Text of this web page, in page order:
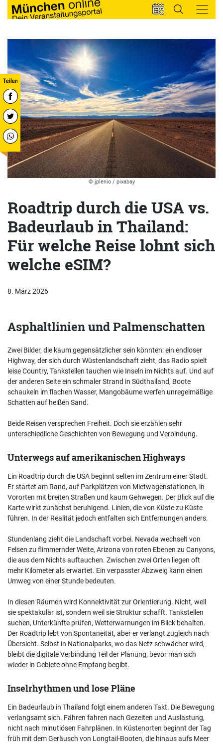
© jplenio / pixabay
Roadtrip durch die USA vs.
Badeurlaub in Thailand:
Für welche Reise lohnt sich
welche eSIM?
8. März 2026
Asphaltlinien und Palmenschatten
Zwei Bilder, die kaum gegensätzlicher sein könnten: ein endloser
Highway, der sich durch Wüstenlandschaft zieht, das Radio spielt
leise Country, Tankstellen tauchen wie Inseln im Nichts auf. Und auf
der anderen Seite ein schmaler Strand in Südthailand, Boote
schaukeln im flachen Wasser, Mangobäume werfen unregelmäßige
Schatten auf heißen Sand.
Beide Reisen versprechen Freiheit. Doch sie erzählen sehr
unterschiedliche Geschichten von Bewegung und Verbindung.
Unterwegs auf amerikanischen Highways
Ein Roadtrip durch die USA beginnt selten im Zentrum einer Stadt.
Er startet am Rand, auf Parkplätzen von Mietwagenstationen, in
Vororten mit breiten Straßen und kaum Gehwegen. Der Blick auf die
Karte wirkt zunächst beruhigend. Linien, die von Küste zu Küste
führen. In der Realität jedoch entfalten sich Entfernungen anders.
Stundenlang zieht die Landschaft vorbei. Nevada wechselt von
Felsen zu flimmernder Weite, Arizona von roten Ebenen zu Canyons,
die aus dem Nichts auftauchen. Zwischen zwei Orten liegen oft
mehr Kilometer als erwartet. Ein verpasster Abzweig kann einen
Umweg von einer Stunde bedeuten.
In diesen Räumen wird Konnektivität zur Orientierung. Nicht, weil
sie spektakulär ist, sondern weil sie Struktur schafft. Tankstellen
suchen, Unterkünfte prüfen, Wetterwarnungen im Blick behalten.
Der Roadtrip lebt von Spontaneität, aber er verlangt zugleich nach
Übersicht. Selbst in Nationalparks, wo das Netz schwächer wird,
bleibt die digitale Verbindung Teil der Planung, bevor man sich
wieder in Gebiete ohne Empfang begibt.
Inselrhythmen und lose Pläne
Ein Badeurlaub in Thailand folgt einem anderen Takt. Die Bewegung
verlangsamt sich. Fähren fahren nach Gezeiten und Auslastung,
nicht nach minutiösen Fahrplänen. In Küstenorten beginnt der Tag
früh mit dem Geräusch von Longtail-Booten, die hinaus aufs Meer